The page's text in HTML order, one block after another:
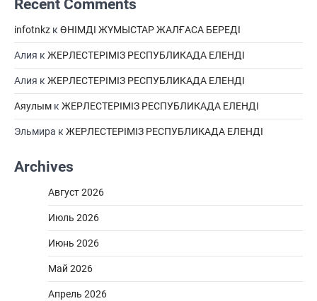
Recent Comments
infotnkz к ӨНІМДІ ЖҰМЫСТАР ЖАЛҒАСА БЕРЕДІ
Алия к ЖЕРЛЕСТЕРІМІЗ РЕСПУБЛИКАДА ЕЛЕНДІ
Алия к ЖЕРЛЕСТЕРІМІЗ РЕСПУБЛИКАДА ЕЛЕНДІ
Аяулым к ЖЕРЛЕСТЕРІМІЗ РЕСПУБЛИКАДА ЕЛЕНДІ
Эльмира к ЖЕРЛЕСТЕРІМІЗ РЕСПУБЛИКАДА ЕЛЕНДІ
Archives
Август 2026
Июль 2026
Июнь 2026
Май 2026
Апрель 2026